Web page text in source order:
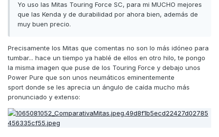
Yo uso las Mitas Touring Force SC, para mi MUCHO mejores
que las Kenda y de durabilidad por ahora bien, además de
muy buen precio.
Precisamente los Mitas que comentas no son lo más idóneo para
tumbar... hace un tiempo ya hablé de ellos en otro hilo, te pongo
la misma imagen que puse de los Touring Force y debajo unos
Power Pure que son unos neumáticos eminentemente
sport donde se les aprecia un ángulo de caída mucho más
pronunciado y extenso: